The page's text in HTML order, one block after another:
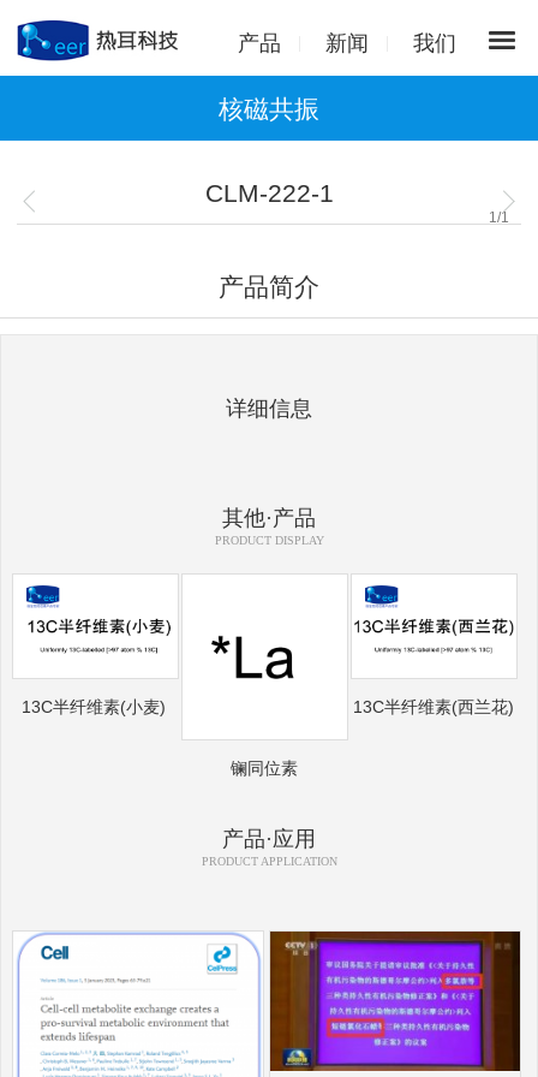
产品 新闻 我们
核磁共振
CLM-222-1
1 /1
产品简介
详细信息
其他·产品
PRODUCT DISPLAY
13C半纤维素(小麦)
镧同位素
13C半纤维素(西兰花)
产品·应用
PRODUCT APPLICATION